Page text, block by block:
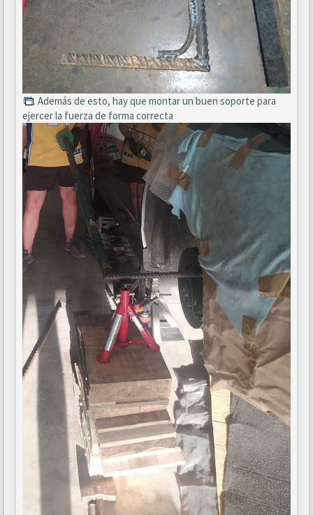
. Además de esto, hay que montar un buen soporte para
ejercer la fuerza de forma correcta